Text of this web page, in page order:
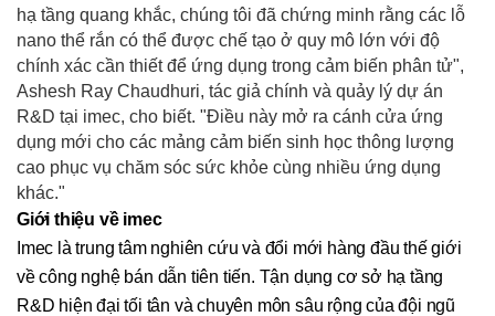
hạ tầng quang khắc, chúng tôi đã chứng minh rằng các lỗ
nano thể rắn có thể được chế tạo ở quy mô lớn với độ
chính xác cần thiết để ứng dụng trong cảm biến phân tử",
Ashesh Ray Chaudhuri, tác giả chính và quảy lý dự án
R&D tại imec, cho biết. "Điều này mở ra cánh cửa ứng
dụng mới cho các mảng cảm biến sinh học thông lượng
cao phục vụ chăm sóc sức khỏe cùng nhiều ứng dụng
khác."
Giới thiệu về imec
Imec là trung tâm nghiên cứu và đổi mới hàng đầu thế giới
về công nghệ bán dẫn tiên tiến. Tận dụng cơ sở hạ tầng
R&D hiện đại tối tân và chuyên môn sâu rộng của đội ngũ